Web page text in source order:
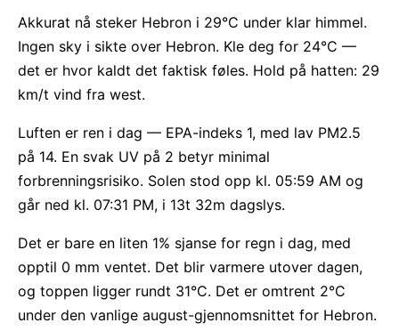
Akkurat nå steker Hebron i 29°C under klar himmel.
Ingen sky i sikte over Hebron. Kle deg for 24°C —
det er hvor kaldt det faktisk føles. Hold på hatten: 29
km/t vind fra west.
Luften er ren i dag — EPA-indeks 1, med lav PM2.5
på 14. En svak UV på 2 betyr minimal
forbrenningsrisiko. Solen stod opp kl. 05:59 AM og
går ned kl. 07:31 PM, i 13t 32m dagslys.
Det er bare en liten 1% sjanse for regn i dag, med
opptil 0 mm ventet. Det blir varmere utover dagen,
og toppen ligger rundt 31°C. Det er omtrent 2°C
under den vanlige august-gjennomsnittet for Hebron.